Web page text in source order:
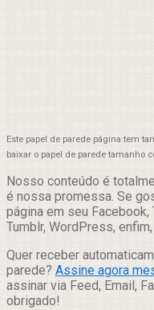
Este papel de parede página tem
baixar o papel de parede tamanho
Nosso conteúdo é
é nossa promessa. Se
página em seu
Tumblr, WordPress,
Quer receber
parede? Assine agora
assinar via Feed, Email,
obrigado!